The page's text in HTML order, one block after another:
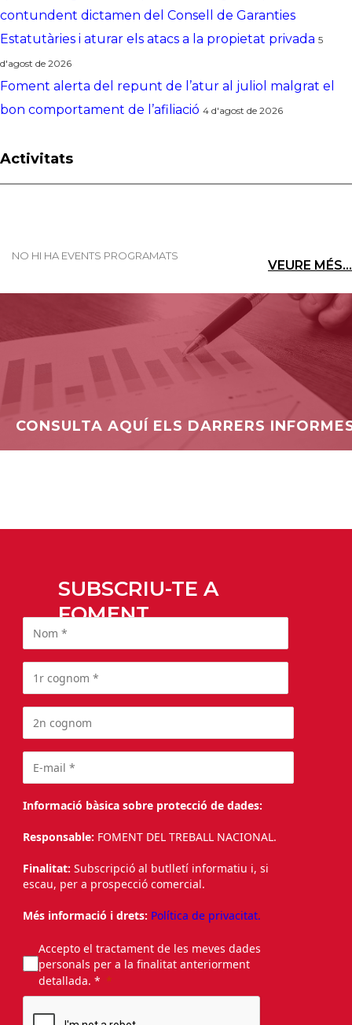
contundent dictamen del Consell de Garanties
Estatutàries i aturar els atacs a la propietat privada 5
d'agost de 2026
Foment alerta del repunt de l’atur al juliol malgrat el
bon comportament de l’afiliació 4 d'agost de 2026
Activitats
NO HI HA EVENTS PROGRAMATS
VEURE MÉS...
CONSULTA AQUÍ ELS DARRERS
SUBSCRIU-TE A
FOMENT
Informació bàsica sobre protecció de dades:
Responsable: FOMENT DEL TREBALL NACIONAL.
Finalitat: Subscripció al butlletí informatiu i, si
escau, per a prospecció comercial.
Més informació i drets: Política de privacitat.
Accepto el tractament de les meves dades
personals per a la finalitat anteriorment
detallada. *